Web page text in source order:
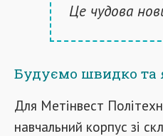
Це чудова
Будуємо швидко та
Для Метінвест
навчальний корпус зі